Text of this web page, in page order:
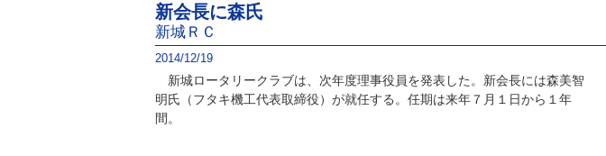
新会長に森氏
新城ＲＣ
2014/12/19
新城ロータリークラブは、次年度理事役員を発表した。新会長には森美智
明氏（フタキ機工代表取締役）が就任する。任期は来年７月１日から１年
間。